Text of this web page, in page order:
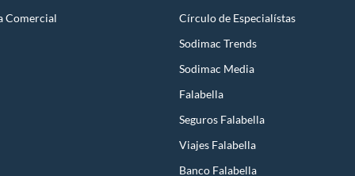
Comercial
Círculo de Especialístas
Sodimac Trends
Sodimac Media
Falabella
Seguros Falabella
Viajes Falabella
Banco Falabella